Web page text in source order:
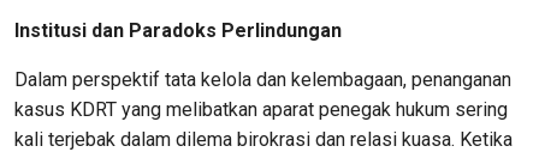
Institusi dan Paradoks Perlindungan
Dalam perspektif tata kelola dan kelembagaan, penanganan
kasus KDRT yang melibatkan aparat penegak hukum sering
kali terjebak dalam dilema birokrasi dan relasi kuasa. Ketika